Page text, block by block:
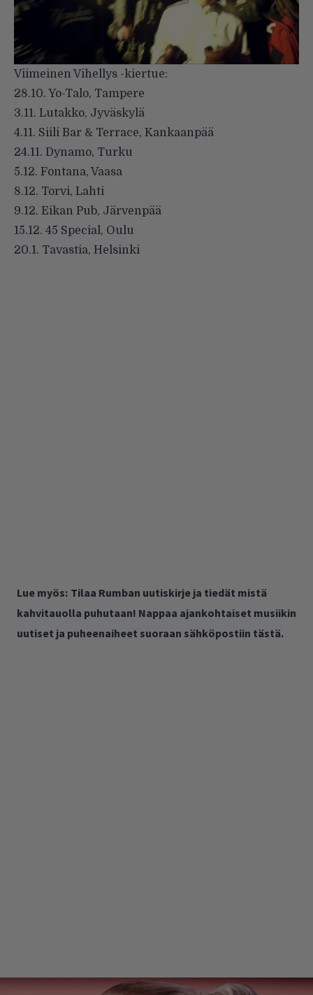
Viimeinen Vihellys -kiertue:
28.10. Yo-Talo, Tampere
3.11. Lutakko, Jyväskylä
4.11. Siili Bar & Terrace, Kankaanpää
24.11. Dynamo, Turku
5.12. Fontana, Vaasa
8.12. Torvi, Lahti
9.12. Eikan Pub, Järvenpää
15.12. 45 Special, Oulu
20.1. Tavastia, Helsinki
Lue myös: Tilaa Rumban uutiskirje ja tiedät mistä
kahvitauolla puhutaan! Nappaa ajankohtaiset musiikin
uutiset ja puheenaiheet suoraan sähköpostiin tästä.